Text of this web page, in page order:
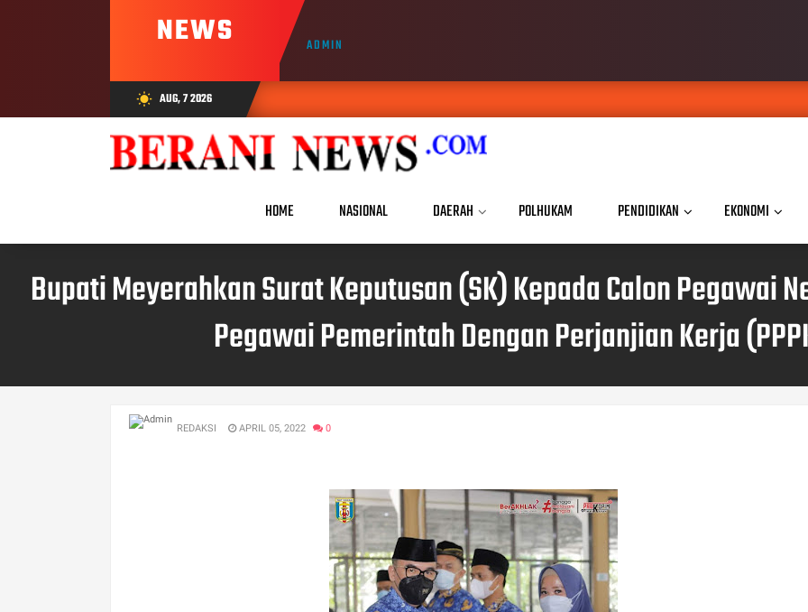
NEWS ADMIN
wb_sunny AUG, 7 2026
HOME NASIONAL DAERAH POLHUKAM PENDIDIKAN EKONOMI
Bupati Meyerahkan Surat Keputusan (SK) Kepada Calon Pegawai
Pegawai Pemerintah Dengan Perjanjian Kerja
REDAKSI APRIL 05, 2022 0